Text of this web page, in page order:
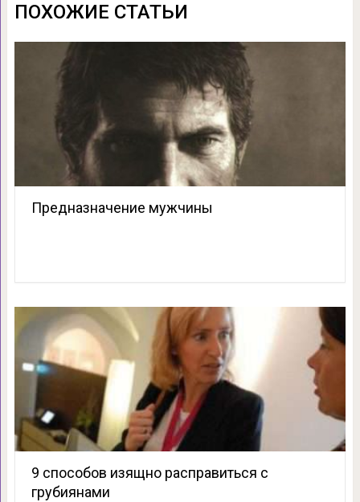
ПОХОЖИЕ СТАТЬИ
Предназначение мужчины
9 способов изящно расправиться с
грубиянами